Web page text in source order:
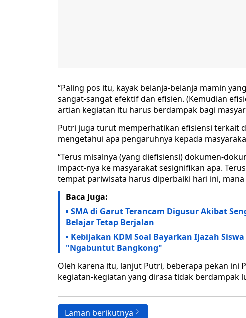
“Paling pos itu, kayak belanja-belanja mamin
sangat-sangat efektif dan efisien. (Kemudian
artian kegiatan itu harus berdampak bagi
Putri juga turut memperhatikan efisiensi terkait
mengetahui apa pengaruhnya kepada
“Terus misalnya (yang diefisiensi) dokumen-
impact-nya ke masyarakat sesignifikan apa.
tempat pariwisata harus diperbaiki hari ini,
Baca Juga:
SMA di Garut Terancam Digusur Akibat
Belajar Tetap Berjalan
Kebijakan KDM Soal Bayarkan Ijazah
"Ngabuntut Bangkong"
Oleh karena itu, lanjut Putri, beberapa pekan ini
kegiatan-kegiatan yang dirasa tidak berdampak
Laman berikutnya